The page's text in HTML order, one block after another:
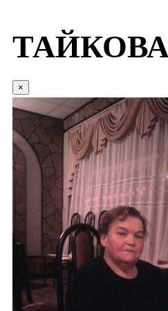
ТАЙКОВА
×